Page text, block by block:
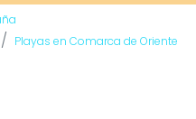
Playas en Comarca de Oriente